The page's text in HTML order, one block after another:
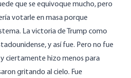
que se equivoque mucho, pero
votarle en masa porque
La victoria de Trump como
y así fue. Pero no fue
ciertamente hizo menos para
gritando al cielo. Fue